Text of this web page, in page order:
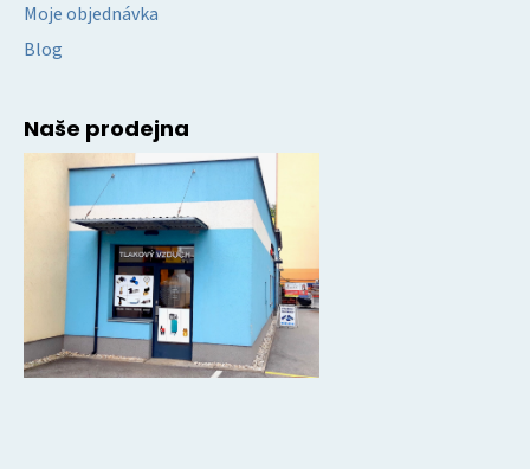
Moje objednávka
Blog
Naše prodejna